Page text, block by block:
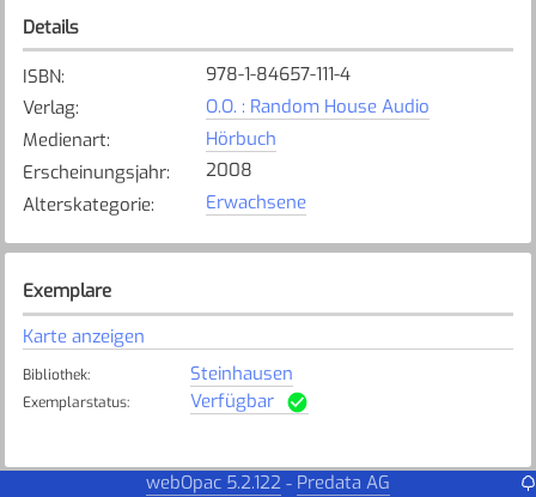
Details
ISBN:
978-1-84657-111-4
Verlag:
O.O. : Random House Audio
Medienart:
Hörbuch
Erscheinungsjahr:
2008
Alterskategorie: Erwachsene
Exemplare
Karte anzeigen
Bibliothek: Steinhausen
Exemplarstatus: Verfügbar
webOpac 5.2.122 - Predata AG